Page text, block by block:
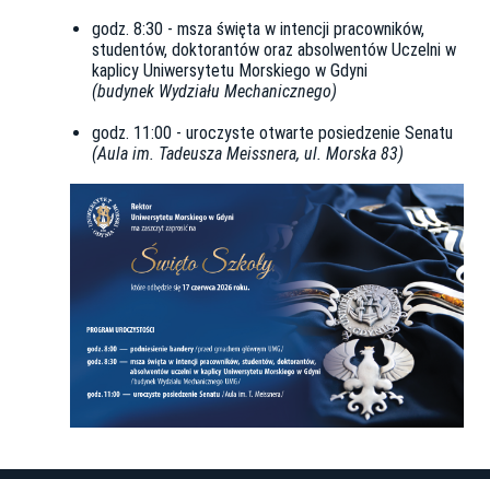
godz. 8:30 - msza święta w intencji pracowników,
studentów, doktorantów oraz absolwentów Uczelni w
kaplicy Uniwersytetu Morskiego w Gdyni
(budynek Wydziału Mechanicznego) ​​
godz. 11:00 - uroczyste otwarte posiedzenie Senatu
(Aula im. Tadeusza Meissnera, ul. Morska 83)